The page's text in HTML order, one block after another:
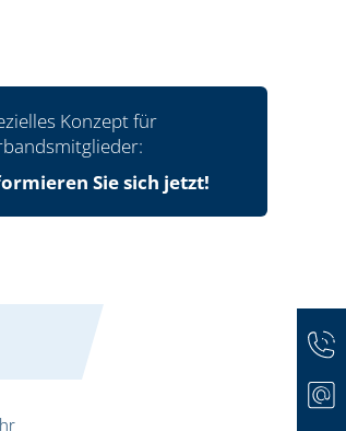
Konzept für
Sie sich jetzt!